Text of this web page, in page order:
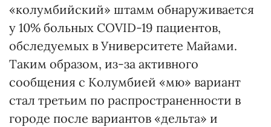
«колумбийский» штамм обнаруживается
у 10% больных COVID-19 пациентов,
обследуемых в Университете Майами.
Таким образом, из-за активного
сообщения с Колумбией «мю» вариант
стал третьим по распространенности в
городе после вариантов «дельта» и